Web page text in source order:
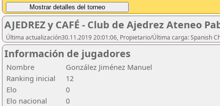
AJEDREZ y CAFÉ - Club de Ajedrez Ateneo
Última actualización30.11.2019 20:01:06, Propietario/Última carga: Spanish
Información de jugadores
Nombre
González Jiménez Manuel
Ranking inicial
12
Elo
0
Elo nacional
0